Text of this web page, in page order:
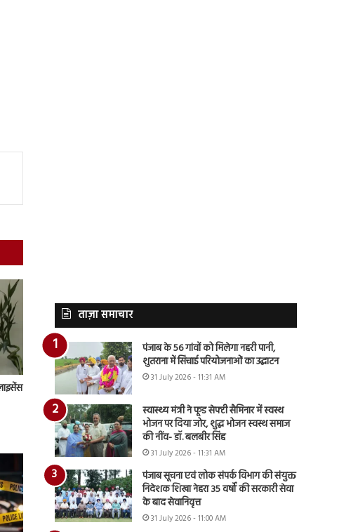
ताज़ा समाचार
पंजाब के 56 गांवों को मिलेगा नहरी पानी,
शुतराना में सिंचाई परियोजनाओं का उद्घाटन
31 July 2026 - 11:31 AM
स्वास्थ्य मंत्री ने फूड सेफ्टी सैमिनार में स्वस्थ
भोजन पर दिया जोर, शुद्ध भोजन स्वस्थ समाज
की नींव- डॉ. बलबीर सिंह
31 July 2026 - 11:31 AM
पंजाब सूचना एवं लोक संपर्क विभाग की संयुक्त
निदेशक शिखा नेहरा 35 वर्षों की सरकारी सेवा
के बाद सेवानिवृत्त
31 July 2026 - 11:00 AM